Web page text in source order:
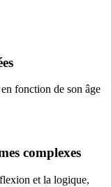
fonction de son âge
complexes
et la logique,